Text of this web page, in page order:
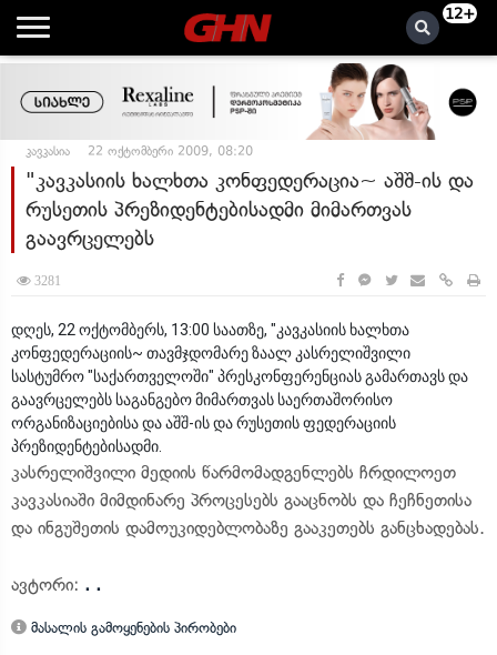
12+
კავკასია 22 ოქტომბერი 2009, 08:20
"კავკასიის ხალხთა კონფედერაცია~ აშშ-ის და
რუსეთის პრეზიდენტებისადმი მიმართვას
გაავრცელებს
3281
დღეს, 22 ოქტომბერს, 13:00 საათზე, "კავკასიის ხალხთა
კონფედერაციის~ თავმჯდომარე ზაალ კასრელიშვილი
სასტუმრო "საქართველოში" პრესკონფერენციას გამართავს და
გაავრცელებს საგანგებო მიმართვას საერთაშორისო
ორგანიზაციებისა და აშშ-ის და რუსეთის ფედერაციის
პრეზიდენტებისადმი.
კასრელიშვილი მედიის წარმომადგენლებს ჩრდილოეთ
კავკასიაში მიმდინარე პროცესებს გააცნობს და ჩეჩნეთისა
და ინგუშეთის დამოუკიდებლობაზე გააკეთებს განცხადებას.
ავტორი: . .
მასალის გამოყენების პირობები